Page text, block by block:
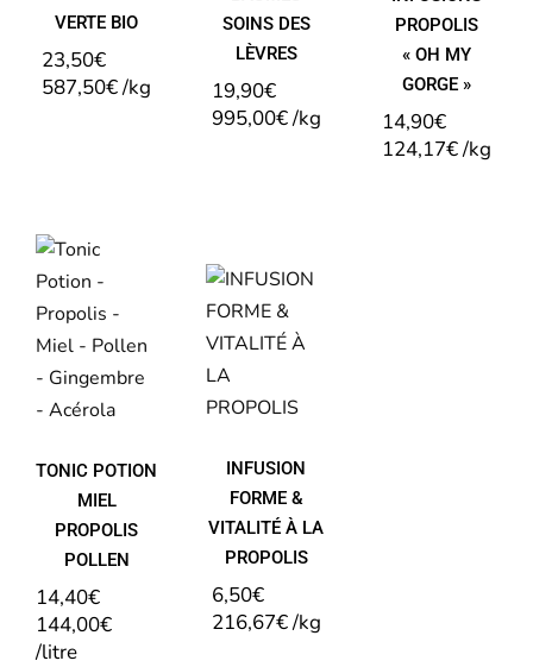
VERTE BIO
23,50€
587,50€/kg
SOINS DES
LÈVRES
19,90€
995,00€/kg
PROPOLIS
« OH MY
GORGE »
14,90€
124,17€/kg
TONIC
POTION
MIEL
PROPOLIS
POLLEN
TONIC POTION
MIEL
PROPOLIS
POLLEN
14,40€
144,00€
/litre
INFUSION
FORME
&
VITALITÉ
PROPOLIS
INFUSION
FORME &
VITALITÉ À LA
PROPOLIS
6,50€
216,67€/kg